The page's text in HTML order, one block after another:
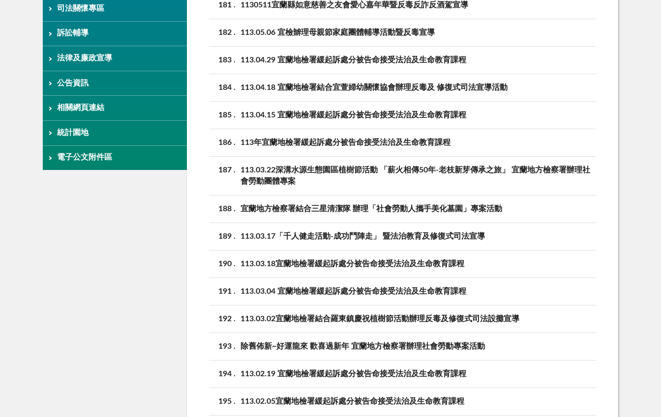
司法關懷專區
訴訟輔導
法律及廉政宣導
公告資訊
相關網頁連結
統計園地
電子公文附件區
181 1130511宜蘭縣如意慈善之友會愛心嘉年華暨反毒反詐反酒駕宣導
182 113.05.06 宜檢辧理母親節家庭團體輔導活動暨反毒宣導
183 113.04.29 宜蘭地檢署緩起訴處分被告命接受法治及生命教育課程
184 113.04.18 宜蘭地檢署結合宜萱婦幼關懷協會辦理反毒及 修復式司法宣導活動
185 113.04.15 宜蘭地檢署緩起訴處分被告命接受法治及生命教育課程
186 113年宜蘭地檢署緩起訴處分被告命接受法治及生命教育課程
187
113.03.22深溝水源生態園區植樹節活動 「薪火相傳50年-老枝新芽傳承之旅」 宜蘭地方檢察署辦理社
會勞動團體專案
188 宜蘭地方檢察署結合三星清潔隊 辦理「社會勞動人攜手美化墓園」專案活動
189 113.03.17「千人健走活動-成功鬥陣走」 暨法治教育及修復式司法宣導
190 113.03.18宜蘭地檢署緩起訴處分被告命接受法治及生命教育課程
191 113.03.04 宜蘭地檢署緩起訴處分被告命接受法治及生命教育課程
192 113.03.02宜蘭地檢署結合羅東鎮慶祝植樹節活動辦理反毒及修復式司法設攤宣導
193 除舊佈新~好運龍來 歡喜過新年 宜蘭地方檢察署辦理社會勞動專案活動
194 113.02.19 宜蘭地檢署緩起訴處分被告命接受法治及生命教育課程
195 113.02.05宜蘭地檢署緩起訴處分被告命接受法治及生命教育課程